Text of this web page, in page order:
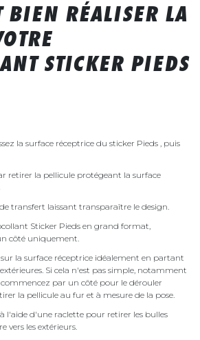
BIEN RÉALISER LA
STICKER PIEDS
la surface réceptrice du sticker Pieds , puis
retirer la pellicule protégeant la surface
transfert laissant transparaître le design.
Sticker Pieds en grand format,
côté uniquement.
sur la surface réceptrice idéalement en partant
Si cela n'est pas simple, notamment
par un côté pour le dérouler
la pellicule au fur et à mesure de la pose.
à l'aide d'une raclette pour retirer les bulles
vers les extérieurs.